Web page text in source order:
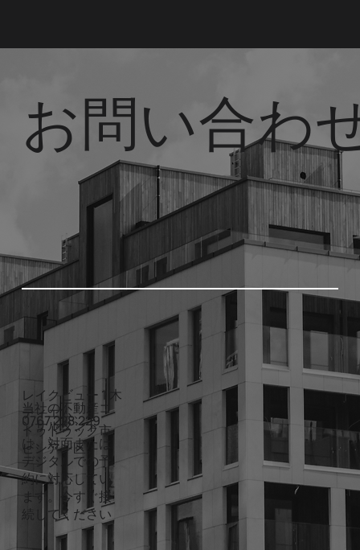
お問い合わ
当社の不動産コ
ンサルタント
は、対面または
デジタルでの予
約に対応してい
ます。今すぐ接
続してください
レイクビュー 1 木
ティエム、
トゥドゥック市
ビンアン区。
0767.228.229